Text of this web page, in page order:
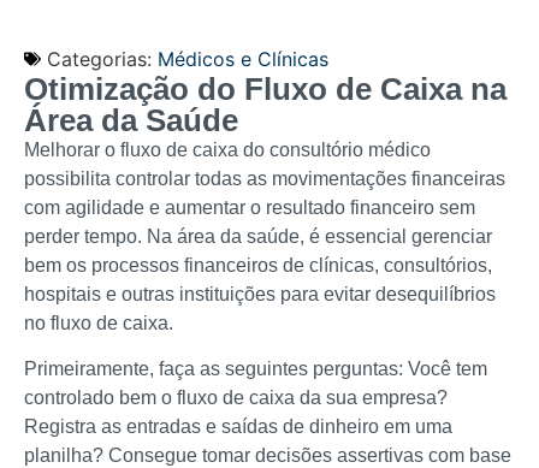
Categorias: Médicos e Clínicas
Otimização do Fluxo de Caixa na
Área da Saúde
Melhorar o fluxo de caixa do consultório médico
possibilita controlar todas as movimentações financeiras
com agilidade e aumentar o resultado financeiro sem
perder tempo. Na área da saúde, é essencial gerenciar
bem os processos financeiros de clínicas, consultórios,
hospitais e outras instituições para evitar desequilíbrios
no fluxo de caixa.
Primeiramente, faça as seguintes perguntas: Você tem
controlado bem o fluxo de caixa da sua empresa?
Registra as entradas e saídas de dinheiro em uma
planilha? Consegue tomar decisões assertivas com base